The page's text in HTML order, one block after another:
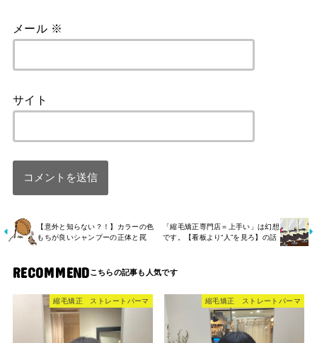
メール ※
サイト
【意外と知らない？！】カラーの色
もちが良いシャンプーの正体と罠
「縮毛矯正専門店＝上手い」は幻想
です。【看板より“人”を見ろ】の話
RECOMMEND
縮毛矯正 ストレートパーマ 縮毛矯正 ストレートパーマ